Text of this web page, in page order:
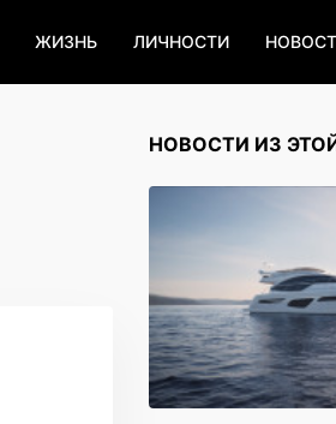
ЖИЗНЬ ЛИЧНОСТИ
НОВОСТИ ИЗ